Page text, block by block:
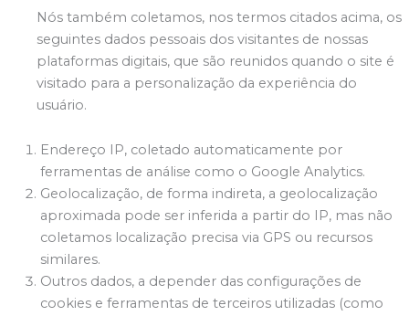
Nós também coletamos, nos termos citados acima, os
seguintes dados pessoais dos visitantes de nossas
plataformas digitais, que são reunidos quando o site é
visitado para a personalização da experiência do
usuário.
Endereço IP, coletado automaticamente por
ferramentas de análise como o Google Analytics.
Geolocalização, de forma indireta, a geolocalização
aproximada pode ser inferida a partir do IP, mas não
coletamos localização precisa via GPS ou recursos
similares.
Outros dados, a depender das configurações de
cookies e ferramentas de terceiros utilizadas (como